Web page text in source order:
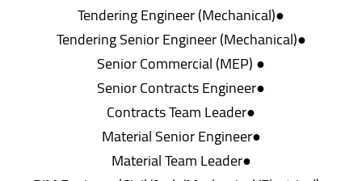
●Tendering Engineer (Mechanical)
●Tendering Senior Engineer (Mechanical)
● Senior Commercial (MEP)
●Senior Contracts Engineer
●Contracts Team Leader
●Material Senior Engineer
●Material Team Leader